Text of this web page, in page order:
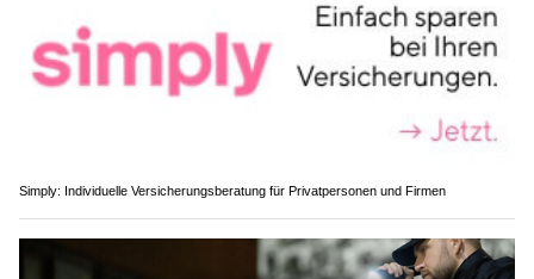
Simply: Individuelle Versicherungsberatung für Privatpersonen und Firmen